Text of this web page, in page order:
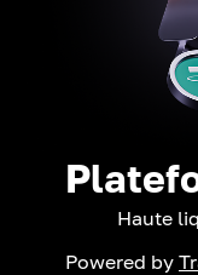
Haute
Powered by